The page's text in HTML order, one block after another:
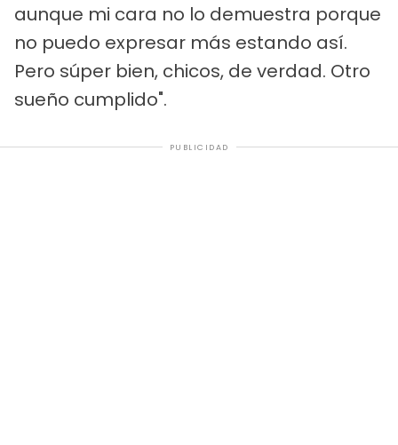
aunque mi cara no lo demuestra porque
no puedo expresar más estando así.
Pero súper bien, chicos, de verdad. Otro
sueño cumplido".
PUBLICIDAD